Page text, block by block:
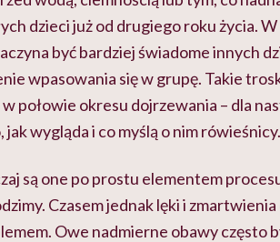
dzieci już od drugiego roku życia.
być bardziej świadome innych
wpasowania się w grupę. Takie
połowie okresu dojrzewania – dla
wygląda i co myślą o nim rówieśnicy.
są one po prostu elementem
Czasem jednak lęki i
Owe nadmierne obawy często